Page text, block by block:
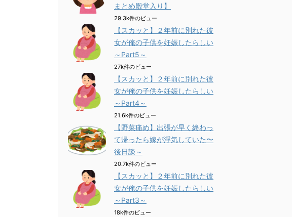
まとめ殿堂入り】
29.3k件のビュー
【スカッと】２年前に別れた彼
女が俺の子供を妊娠したらしい
～Part5～
27k件のビュー
【スカッと】２年前に別れた彼
女が俺の子供を妊娠したらしい
～Part4～
21.6k件のビュー
【野菜痛め】出張が早く終わっ
て帰ったら嫁が浮気していた〜
後日談～
20.7k件のビュー
【スカッと】２年前に別れた彼
女が俺の子供を妊娠したらしい
～Part3～
18k件のビュー